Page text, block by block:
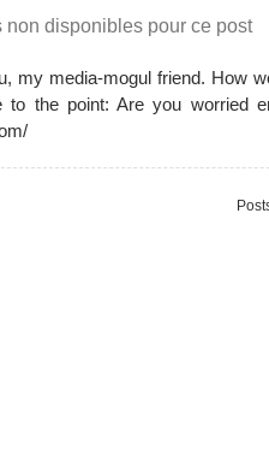
non disponibles pour ce post
my media-mogul friend. How
to the point: Are you worried